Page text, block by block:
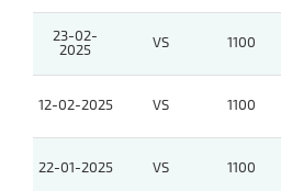
23-02-
2025
VS 1100
12-02-2025 VS 1100
22-01-2025 VS 1100